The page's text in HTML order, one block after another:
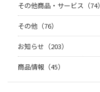
その他商品・サービス（74）
その他（76）
お知らせ（203）
商品情報（45）